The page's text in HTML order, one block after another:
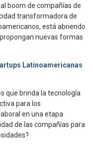
boom de compañías de
transformadora de
está abriendo
nuevas formas
Latinoamericanas
que brinda la tecnología
para los
en una etapa
de las compañías para